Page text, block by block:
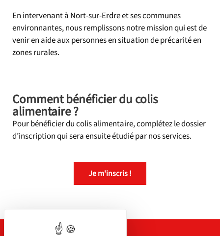
En intervenant à Nort-sur-Erdre et ses communes
environnantes, nous remplissons notre mission qui est de
venir en aide aux personnes en situation de précarité en
zones rurales.
Comment bénéficier du colis
alimentaire ?
Pour bénéficier du colis alimentaire, complétez le dossier
d’inscription qui sera ensuite étudié par nos services.
Je m'inscris !